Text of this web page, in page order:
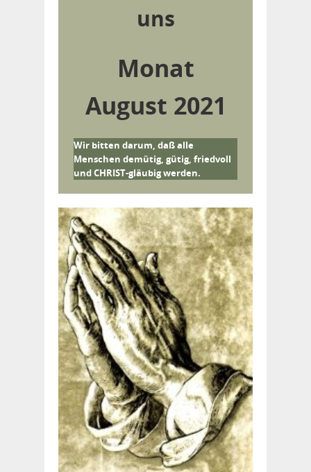
uns
Monat
August 2021
Wir bitten darum, daß alle
Menschen demütig, gütig, friedvoll
und CHRIST-gläubig werden.